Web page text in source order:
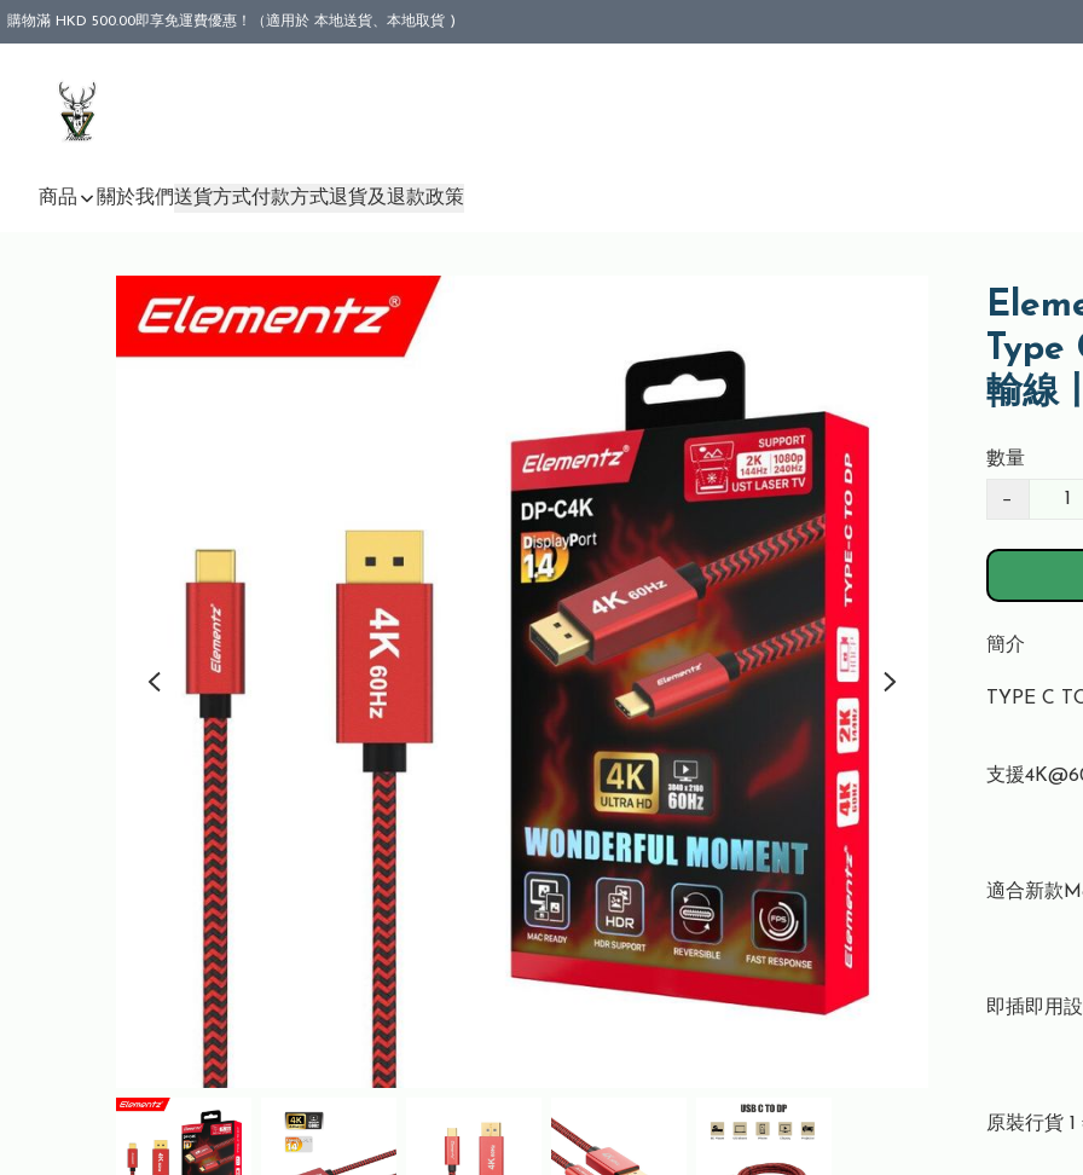
購物滿 HKD 500.00即享免運費優惠！（適用於 本地送貨、本地取貨 )
商品 關於我們送貨方式付款方式退貨及退款政策
輸線
數量
−
簡介
TYPE C
支援
適合新款
即插即用
原裝行貨 1